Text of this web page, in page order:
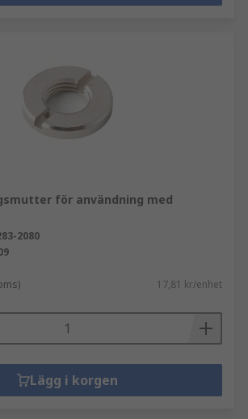
för användning med
2080
17,81 kr/enhet
Lägg i korgen